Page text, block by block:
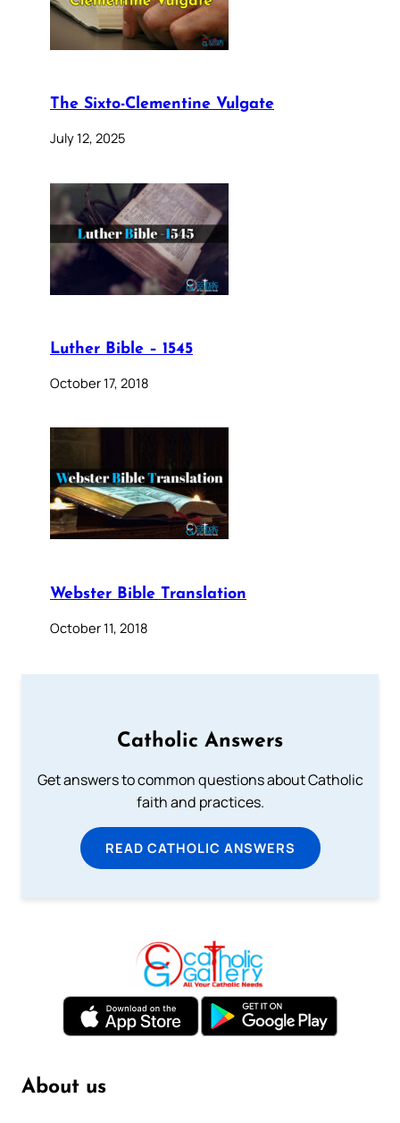
The Sixto-Clementine Vulgate
July 12, 2025
Luther Bible – 1545
October 17, 2018
Webster Bible Translation
October 11, 2018
Catholic Answers
Get answers to common questions about Catholic
faith and practices.
READ CATHOLIC ANSWERS
About us